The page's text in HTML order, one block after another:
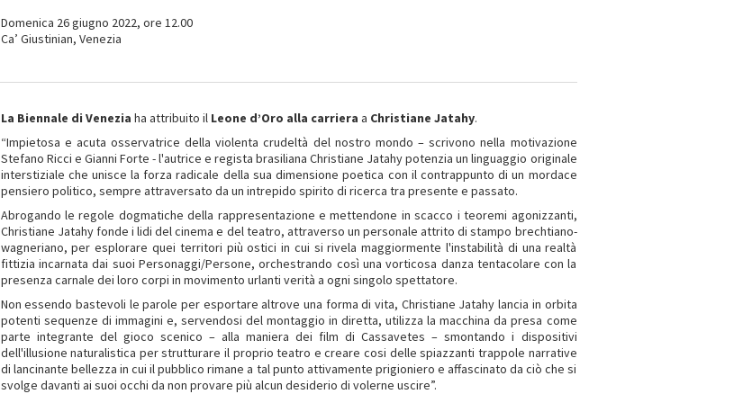
Domenica 26 giugno 2022, ore 12.00
Ca’ Giustinian, Venezia
La Biennale di Venezia ha attribuito il Leone d’Oro alla carriera a Christiane Jatahy.
“Impietosa e acuta osservatrice della violenta crudeltà del nostro mondo – scrivono nella motivazione
Stefano Ricci e Gianni Forte - l'autrice e regista brasiliana Christiane Jatahy potenzia un linguaggio originale
interstiziale che unisce la forza radicale della sua dimensione poetica con il contrappunto di un mordace
pensiero politico, sempre attraversato da un intrepido spirito di ricerca tra presente e passato.
Abrogando le regole dogmatiche della rappresentazione e mettendone in scacco i teoremi agonizzanti,
Christiane Jatahy fonde i lidi del cinema e del teatro, attraverso un personale attrito di stampo brechtiano-
wagneriano, per esplorare quei territori più ostici in cui si rivela maggiormente l'instabilità di una realtà
fittizia incarnata dai suoi Personaggi/Persone, orchestrando così una vorticosa danza tentacolare con la
presenza carnale dei loro corpi in movimento urlanti verità a ogni singolo spettatore.
Non essendo bastevoli le parole per esportare altrove una forma di vita, Christiane Jatahy lancia in orbita
potenti sequenze di immagini e, servendosi del montaggio in diretta, utilizza la macchina da presa come
parte integrante del gioco scenico – alla maniera dei film di Cassavetes – smontando i dispositivi
dell'illusione naturalistica per strutturare il proprio teatro e creare cosi delle spiazzanti trappole narrative
di lancinante bellezza in cui il pubblico rimane a tal punto attivamente prigioniero e affascinato da ciò che si
svolge davanti ai suoi occhi da non provare più alcun desiderio di volerne uscire”.